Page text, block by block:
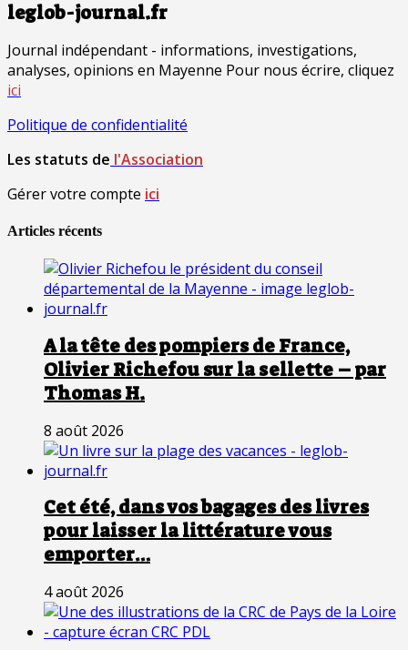
leglob-journal.fr
Journal indépendant - informations, investigations,
analyses, opinions en Mayenne Pour nous écrire, cliquez
ici
Politique de confidentialité
Les statuts de l'Association
Gérer votre compte ici
Articles récents
A la tête des pompiers de France,
Olivier Richefou sur la sellette – par
Thomas H.
8 août 2026
Cet été, dans vos bagages des livres
pour laisser la littérature vous
emporter…
4 août 2026